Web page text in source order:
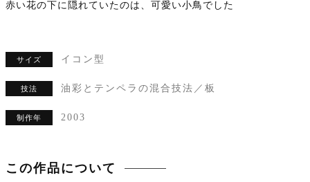
赤い花の下に隠れていたのは、可愛い小鳥でした
サイズ イコン型
技法 油彩とテンペラの混合技法／板
制作年 2003
この作品について